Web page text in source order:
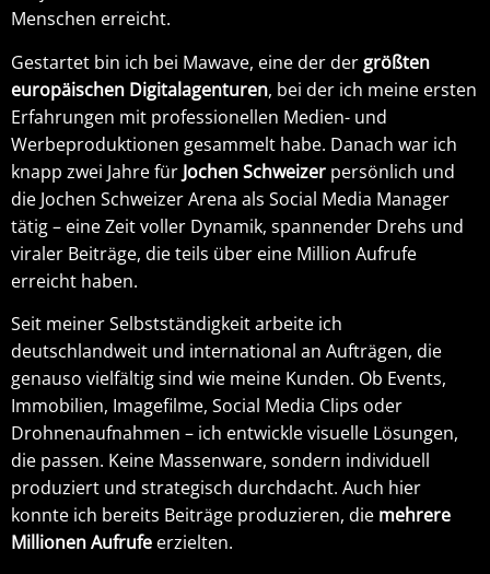
Menschen erreicht.
Gestartet bin ich bei Mawave, eine der der größten
europäischen Digitalagenturen, bei der ich meine ersten
Erfahrungen mit professionellen Medien- und
Werbeproduktionen gesammelt habe. Danach war ich
knapp zwei Jahre für Jochen Schweizer persönlich und
die Jochen Schweizer Arena als Social Media Manager
tätig – eine Zeit voller Dynamik, spannender Drehs und
viraler Beiträge, die teils über eine Million Aufrufe
erreicht haben.
Seit meiner Selbstständigkeit arbeite ich
deutschlandweit und international an Aufträgen, die
genauso vielfältig sind wie meine Kunden. Ob Events,
Immobilien, Imagefilme, Social Media Clips oder
Drohnenaufnahmen – ich entwickle visuelle Lösungen,
die passen. Keine Massenware, sondern individuell
produziert und strategisch durchdacht. Auch hier
konnte ich bereits Beiträge produzieren, die mehrere
MillionenAufrufe erzielten.